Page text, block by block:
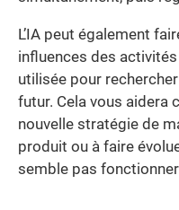
L’IA peut également
influences des
utilisée pour
futur. Cela vous aidera
nouvelle stratégie de
produit ou à faire
semble pas